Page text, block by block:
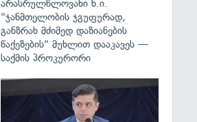
არასრულწლოვანი ნ.ი.
"ჯანმთელობის ჯგუფურად,
განზრახ მძიმედ დაზიანების
წაქეზების" მუხლით დააკავეს —
საქმის პროკურორი